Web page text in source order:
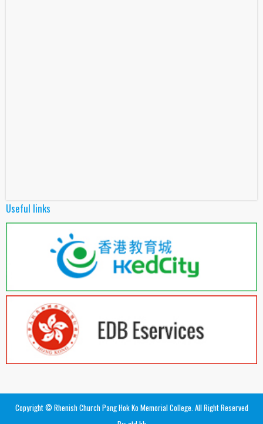
Useful links
Copyright © Rhenish Church Pang Hok Ko Memorial College. All Right Reserved